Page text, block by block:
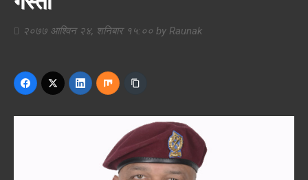
२०७७ आश्विन २४, शनिबार १५:०० by Raunak